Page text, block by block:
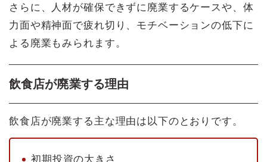
さらに、人材が確保できずに廃業するケースや、体
力面や精神面で疲れ切り、モチベーションの低下に
よる廃業もみられます。
飲食店が廃業する理由
飲食店が廃業する主な理由は以下のとおりです。
初期投資の大きさ